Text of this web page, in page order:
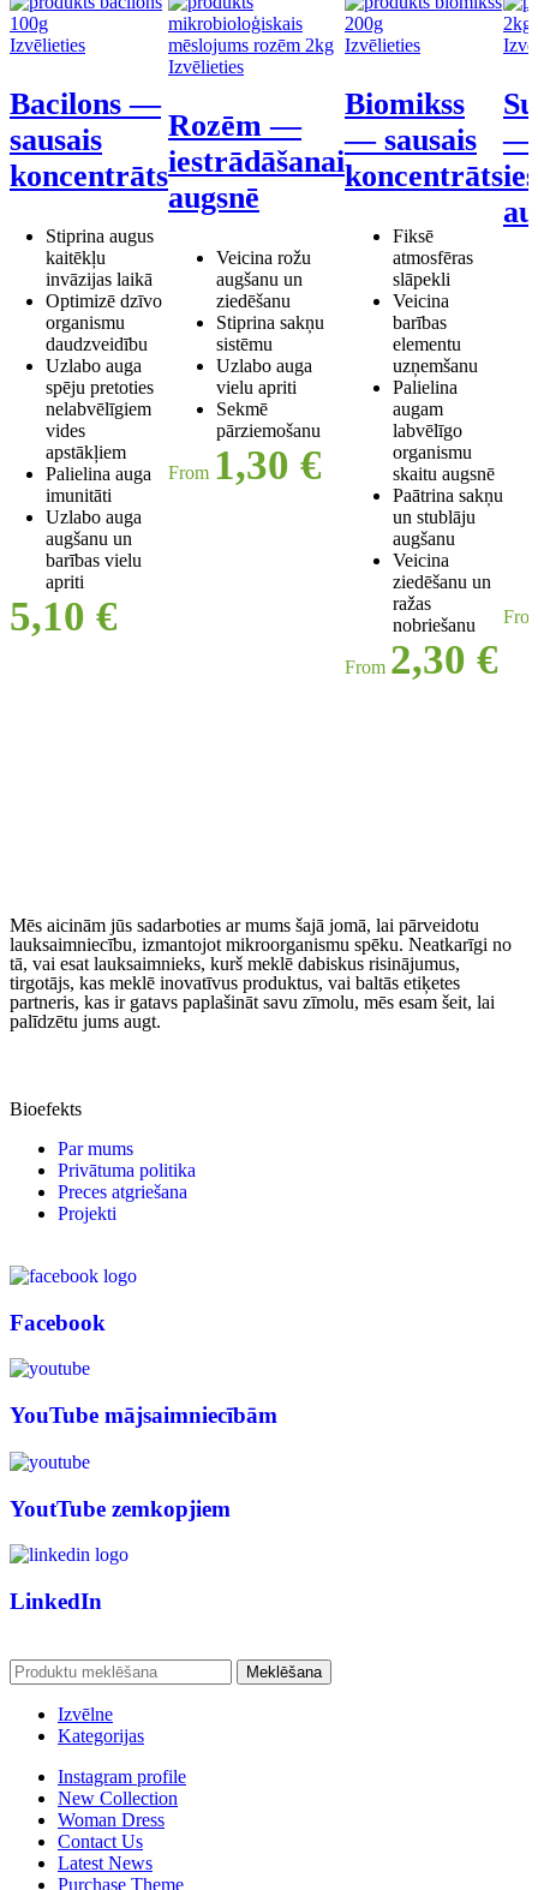
Izvēlieties
Bacilons —
sausais
koncentrāts
Stiprina augus
kaitēkļu
invāzijas laikā
Optimizē dzīvo
organismu
daudzveidību
Uzlabo auga
spēju pretoties
nelabvēlīgiem
vides
apstākļiem
Palielina auga
imunitāti
Uzlabo auga
augšanu un
barības vielu
apriti
5,10 €
Izvēlieties
Rozēm —
iestrādāšanai
augsnē
Veicina rožu
augšanu un
ziedēšanu
Stiprina sakņu
sistēmu
Uzlabo auga
vielu apriti
Sekmē
pārziemošanu
From 1,30 €
Izvēlieties
Biomikss
— sausais
koncentrāts
Fiksē
atmosfēras
slāpekli
Veicina
barības
elementu
uzņemšanu
Palielina
augam
labvēlīgo
organismu
skaitu augsnē
Paātrina sakņu
un stublāju
augšanu
Veicina
ziedēšanu un
ražas
nobriešanu
From 2,30 €
—
Mēs aicinām jūs sadarboties ar mums šajā jomā, lai pārveidotu
lauksaimniecību, izmantojot mikroorganismu spēku. Neatkarīgi no
tā, vai esat lauksaimnieks, kurš meklē dabiskus risinājumus,
tirgotājs, kas meklē inovatīvus produktus, vai baltās etiķetes
partneris, kas ir gatavs paplašināt savu zīmolu, mēs esam šeit, lai
palīdzētu jums augt.
Bioefekts
Par mums
Privātuma politika
Preces atgriešana
Projekti
Facebook
YouTube mājsaimniecībām
YoutTube zemkopjiem
LinkedIn
Meklēšana
Izvēlne
Kategorijas
Instagram profile
New Collection
Woman Dress
Contact Us
Latest News
Purchase Theme